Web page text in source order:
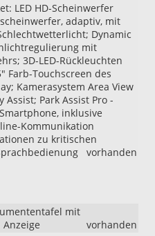
LED HD-Scheinwerfer
adaptiv, mit
Dynamic
mit
3D-LED-Rückleuchten
Farb-Touchscreen des
Kamerasystem Area View
Assist; Park Assist Pro -
inklusive
Kommunikation
zu kritischen
vorhanden
mit
vorhanden